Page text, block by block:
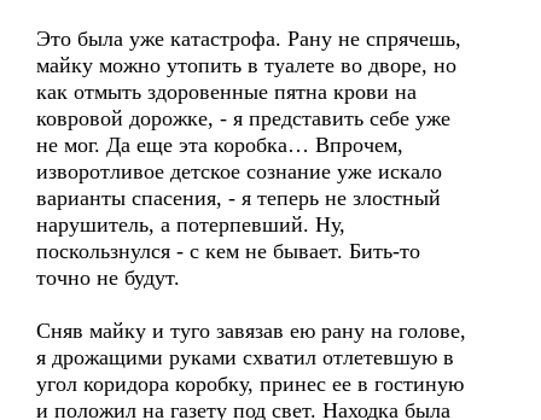
Это была уже катастрофа. Рану не спрячешь,
майку можно утопить в туалете во дворе, но
как отмыть здоровенные пятна крови на
ковровой дорожке, - я представить себе уже
не мог. Да еще эта коробка… Впрочем,
изворотливое детское сознание уже искало
варианты спасения, - я теперь не злостный
нарушитель, а потерпевший. Ну,
поскользнулся - с кем не бывает. Бить-то
точно не будут.
Сняв майку и туго завязав ею рану на голове,
я дрожащими руками схватил отлетевшую в
угол коридора коробку, принес ее в гостиную
и положил на газету под свет. Находка была